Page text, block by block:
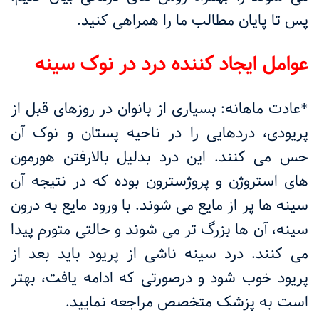
پس تا پایان مطالب ما را همراهی کنید.
عوامل ایجاد کننده درد در نوک سینه
*عادت ماهانه: بسیاری از بانوان در روزهای قبل از
پریودی، دردهایی را در ناحیه پستان و نوک آن
حس می کنند. این درد بدلیل بالارفتن هورمون
های استروژن و پروژسترون بوده که در نتیجه آن
سینه ها پر از مایع می شوند. با ورود مایع به درون
سینه، آن ها بزرگ تر می شوند و حالتی متورم پیدا
می کنند. درد سینه ناشی از پریود باید بعد از
پریود خوب شود و درصورتی که ادامه یافت، بهتر
است به پزشک متخصص مراجعه نمایید.